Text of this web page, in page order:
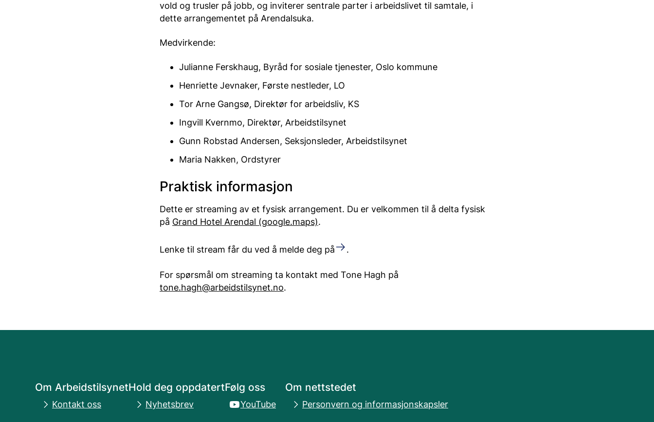
vold og trusler på jobb, og inviterer sentrale parter i arbeidslivet til samtale, i
dette arrangementet på Arendalsuka.
Medvirkende:
Julianne Ferskhaug, Byråd for sosiale tjenester, Oslo kommune
Henriette Jevnaker, Første nestleder, LO
Tor Arne Gangsø, Direktør for arbeidsliv, KS
Ingvill Kvernmo, Direktør, Arbeidstilsynet
Gunn Robstad Andersen, Seksjonsleder, Arbeidstilsynet
Maria Nakken, Ordstyrer
Praktisk informasjon
Dette er streaming av et fysisk arrangement. Du er velkommen til å delta fysisk
på Grand Hotel Arendal (google.maps).
Lenke til stream får du ved å melde deg på .
For spørsmål om streaming ta kontakt med Tone Hagh på
tone.hagh@arbeidstilsynet.no.
Om Arbeidstilsynet
Kontakt oss
Hold deg oppdatert
Nyhetsbrev
Følg oss
YouTube
Om nettstedet
Personvern og informasjonskapsler